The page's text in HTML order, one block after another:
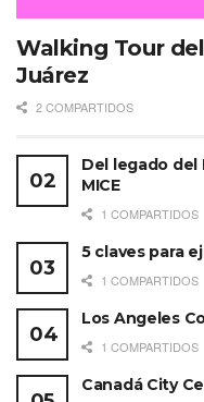
Walking Tour
Juárez
2 COMPARTIDOS
Del legado del
MICE
1 COMPARTIDOS
5 claves para
1 COMPARTIDOS
Los Angeles
1 COMPARTIDOS
Canadá City